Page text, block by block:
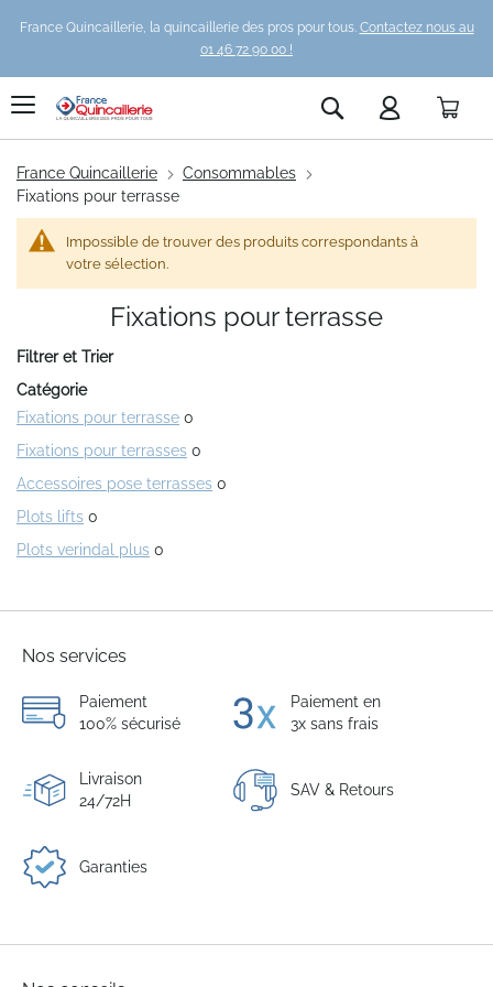
France Quincaillerie, la quincaillerie des pros pour tous. Contactez nous au
01 46 72 90 00 !
Rechercher
France Quincaillerie
Consommables
Fixations pour terrasse
Fixations pour terrasse
Impossible de trouver des produits correspondants à
votre sélection.
Filtrer et Trier
Catégorie
Fixations pour terrasse 0
Fixations pour terrasses 0
Accessoires pose terrasses 0
Plots lifts 0
Plots verindal plus 0
Nos services
Paiement
100% sécurisé
Paiement en
3x sans frais
Livraison
24/72H
SAV & Retours
Garanties